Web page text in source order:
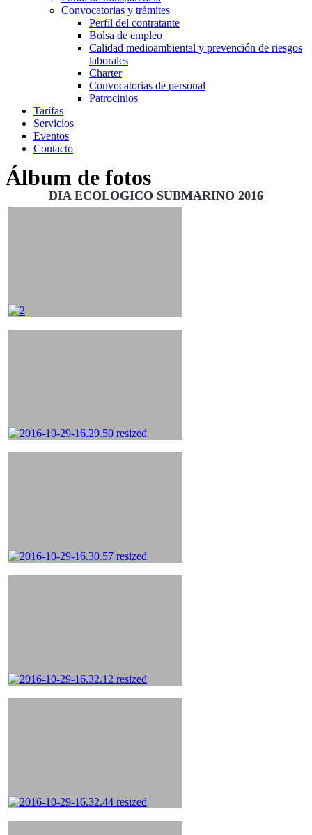
Convocatorias y trámites
Perfil del contratante
Bolsa de empleo
Calidad medioambiental y prevención de riesgos
laborales
Charter
Convocatorias de personal
Patrocinios
Tarifas
Servicios
Eventos
Contacto
Álbum de fotos
DIA ECOLOGICO SUBMARINO 2016